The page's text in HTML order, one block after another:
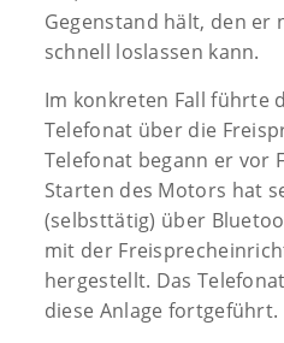
Gegenstand hält, den er
schnell loslassen kann.
Im konkreten Fall führte
Telefonat über die
Telefonat begann er vor
Starten des Motors hat
(selbsttätig) über
mit der
hergestellt. Das
diese Anlage fortgeführt.